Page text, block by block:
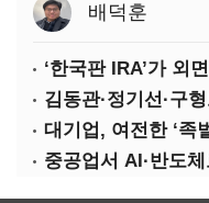
배덕훈